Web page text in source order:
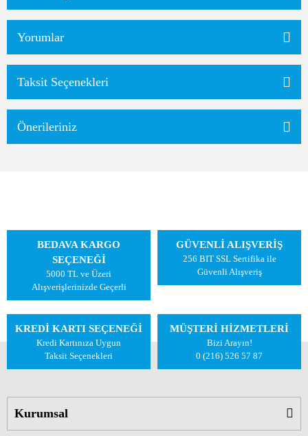
Yorumlar
Taksit Seçenekleri
Önerileriniz
BEDAVA KARGO
SEÇENEĞİ
5000 TL ve Üzeri
Alışverişlerinizde Geçerli
GÜVENLİ ALIŞVERİŞ
256 BIT SSL Sertifika ile
Güvenli Alışveriş
KREDİ KARTI SEÇENEĞİ
Kredi Kartınıza Uygun
Taksit Seçenekleri
MÜŞTERİ HİZMETLERİ
Bizi Arayın!
0 (216) 526 57 87
Kurumsal